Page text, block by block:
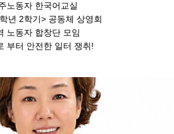
노동자 한국어교실
년 2학기> 공동체 상영회
노동자 합창단 모임
부터 안전한 일터 쟁취!